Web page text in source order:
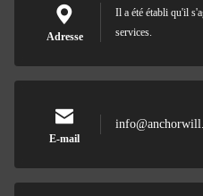
Adresse
Il a été établi qu'il
services.
E-mail